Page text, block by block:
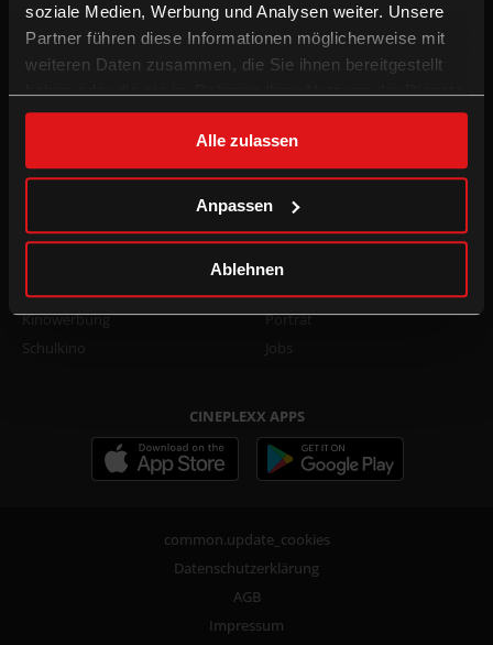
soziale Medien, Werbung und Analysen weiter. Unsere
Partner führen diese Informationen möglicherweise mit
weiteren Daten zusammen, die Sie ihnen bereitgestellt
haben oder die sie im Rahmen Ihrer Nutzung der Dienste
gesammelt haben.
Alle zulassen
Anpassen
Ablehnen
INFORMATION
Technologien
Gutschein-Info
DOT.magazine
FOLGE UNS
Facebook
Instagram
TikTok
WhatsApp
Kino mieten
Kinowerbung
Schulkino
Presse
Porträt
Jobs
CINEPLEXX APPS
common.update_cookies
Datenschutzerklärung
AGB
Impressum